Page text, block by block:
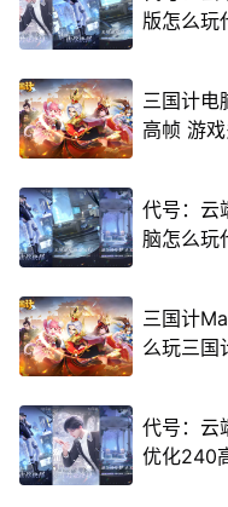
版怎么玩
三国计电
高帧 游
代号：云
脑怎么玩
三国计
么玩三国
代号：云
优化240